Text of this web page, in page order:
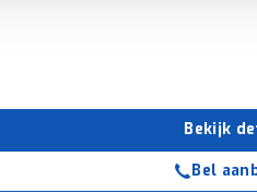
een betere en meer
werkt. Ook gebruiken we
advertenties en
volgt – uiteraard op
. Als je weigert, plaatsen we
kun je later altijd
Bekijk
Bel